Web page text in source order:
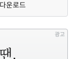
다운로드
광고